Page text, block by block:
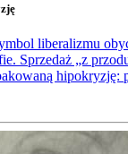
liberalizmu
Sprzedaż „z
hipokryzję: